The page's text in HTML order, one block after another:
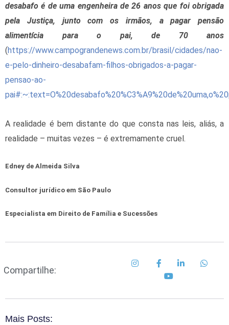
desabafo é de uma engenheira de 26 anos que foi obrigada
pela Justiça, junto com os irmãos, a pagar pensão
alimentícia para o pai, de 70 anos
(https://www.campograndenews.com.br/brasil/cidades/nao-
e-pelo-dinheiro-desabafam-filhos-obrigados-a-pagar-
pensao-ao-
A realidade é bem distante do que consta nas leis, aliás, a
realidade – muitas vezes – é extremamente cruel.
Edney de Almeida Silva
Consultor jurídico em São Paulo
Especialista em Direito de Família e Sucessões
Compartilhe:
Mais Posts: